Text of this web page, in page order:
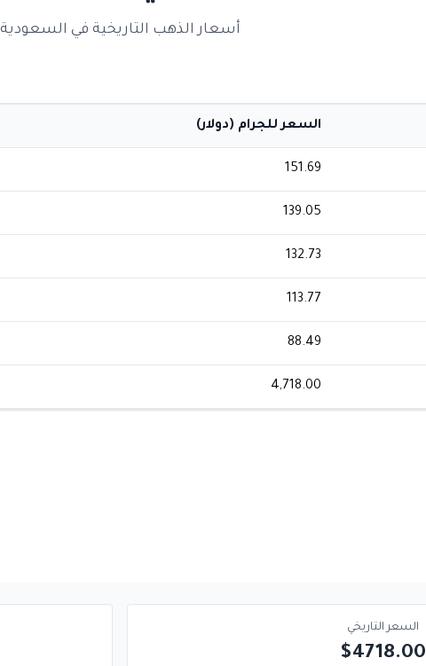
أسعار الذهب التاريخية في السعودية
السعر للجرام (دولار)
151.69
139.05
132.73
113.77
88.49
4,718.00
السعر التاريخي
$4718.00